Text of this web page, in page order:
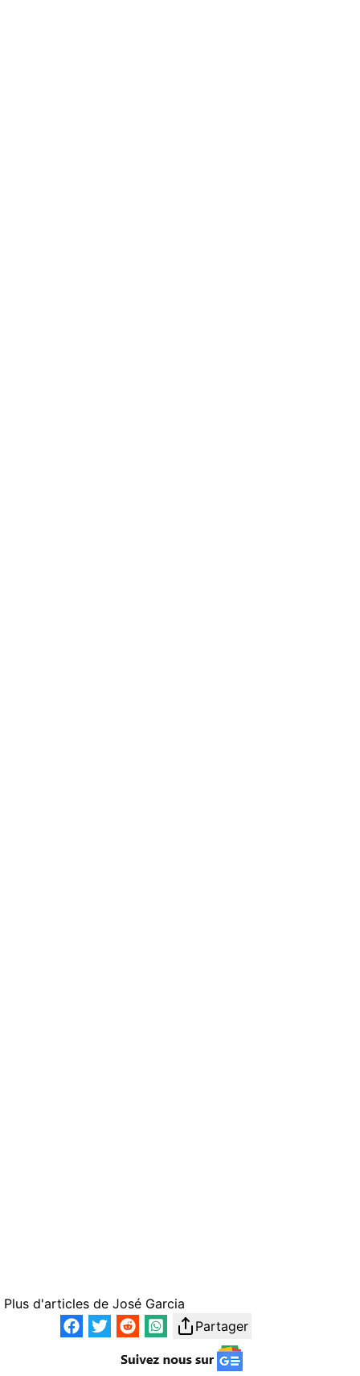
Plus d'articles de José Garcia
Partager